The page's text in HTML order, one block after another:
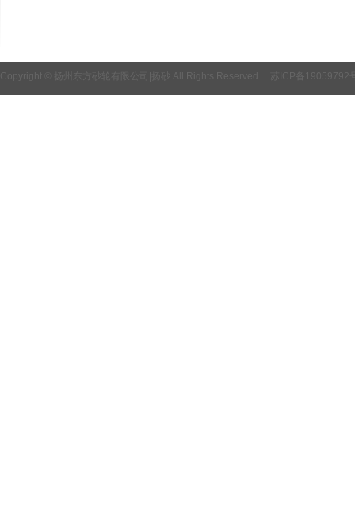
Copyright © 扬州东方砂轮有限公司|扬砂 All Rights Reserved. 苏ICP备19059792